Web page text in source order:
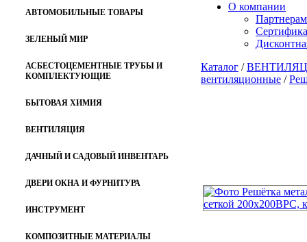
АВТОМОБИЛЬНЫЕ ТОВАРЫ
ЗЕЛЕНЫЙ МИР
АСБЕСТОЦЕМЕНТНЫЕ ТРУБЫ И
КОМПЛЕКТУЮЩИЕ
БЫТОВАЯ ХИМИЯ
ВЕНТИЛЯЦИЯ
ДАЧНЫЙ И САДОВЫЙ ИНВЕНТАРЬ
ДВЕРИ ОКНА И ФУРНИТУРА
ИНСТРУМЕНТ
КОМПОЗИТНЫЕ МАТЕРИАЛЫ
О компании
Партнерам
Каталог /
вентиляционные /